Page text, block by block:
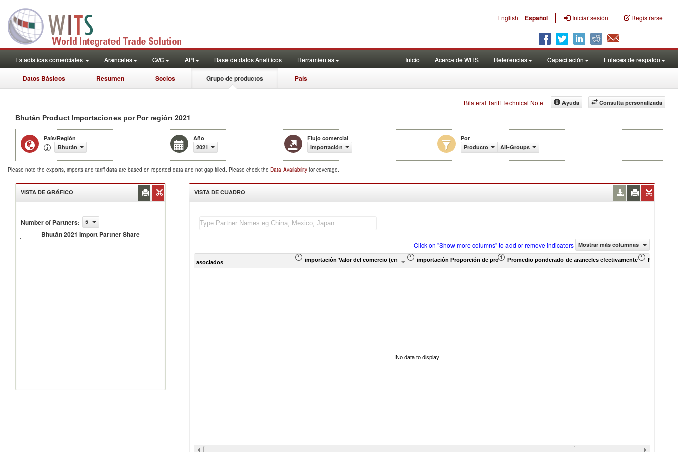
English Español | Iniciar sesión Registrarse
Estadísticas comerciales Aranceles GVC API Base de datos Analiticos Herramientas Inicio Acerca de WITS Referencias Capacitación Enlaces de respaldo
Datos Básicos Resumen Socios Grupo de productos País
Bilateral Tariff Technical Note Consulta personalizada
Ayuda
Bhután Product Importaciones por Por región 2021
País/Región
Bhután
Año
2021
Flujo comercial
Importación
Por
Producto
All-Groups
Please note the exports, imports and tariff data are based on reported data and not gap filled. Please check the Data Availability for coverage.
VISTA DE GRÁFICO
Number of Partners: 5
Bhután 2021 Import Partner Share
Bhután
Import
VISTA DE CUADRO
Click on "Show more columns" to add or remove indicators Mostrar más columnas
asociados importación Valor del comercio (en miles de US$)importación Proporción de productos (%)Promedio ponderado de aranceles efectivamente aplicados (%)
Promedio
No data to display